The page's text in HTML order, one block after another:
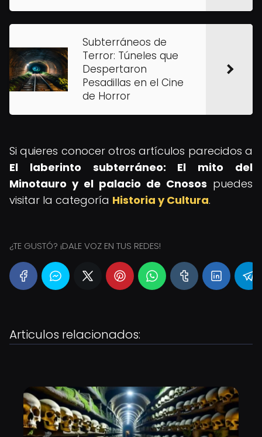
Subterráneos de
Terror: Túneles que
Despertaron
Pesadillas en el Cine
de Horror
Si quieres conocer otros artículos parecidos a
El laberinto subterráneo: El mito del
Minotauro y el palacio de Cnosos puedes
visitar la categoría Historia y Cultura.
¿TE GUSTÓ? ¡DALE VOZ EN TUS REDES!
Articulos relacionados: